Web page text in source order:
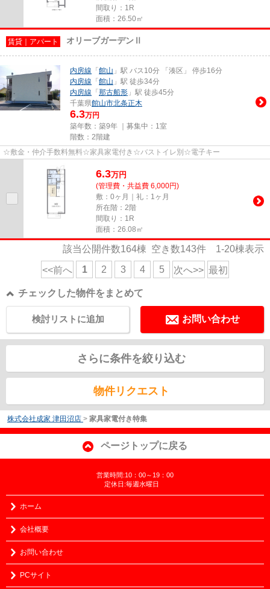
間取り：1R
面積：26.50㎡
賃貸｜アパート オリーブガーデンⅡ
内房線 「 館山 」駅 バス10分 「湊区」 停歩16分
内房線 「 館山 」駅 徒歩34分
内房線 「 那古船形 」駅 徒歩45分
千葉県館山市北条正木
6.3万円
築年数：築9年 ｜募集中： 1室
階数：2階建
☆敷金・仲介手数料無料☆家具家電付き☆バストイレ別☆電子キー
6.3万円
(管理費・共益費 6,000円)
敷：0ヶ月｜礼：1ヶ月
所在階：2階
間取り：1R
面積：26.08㎡
該当公開件数164棟 空き数143件 1-20棟表示
<<前へ 1 2 3 4 5 次へ>> 最初
チェックした物件をまとめて
お問い合わせ
検討リストに追加
さらに条件を絞り込む
物件リクエスト
株式会社成家 津田沼店 > 家具家電付き特集
ページトップに戻る
営業時間:10：00～19：00
定休日:毎週水曜日
ホーム
会社概要
お問い合わせ
PCサイト